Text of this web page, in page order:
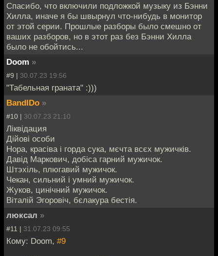
Спасибо, что включили подложкой музыку из Бэнни
Хилла, иначе я бы швырнул что-нибудь в монитор
от этой серии. Прошлые разборы было смешно от
ваших разборов, но в этот раз без Бэнни Хилла
было не обойтись...
Doom »
#9 | 30.07.23 19:56
"Табельная граната" :)))
BandIDo »
#10 | 30.07.23 21:10
Лiквiдация
Дійові особи
Нора, красіва і горда сука, мєчта всєх мужичків.
Давiд Маркович, добіса гарний мужичок.
Штэхiль, плюгавий мужичок.
Чекан, сильний і умний мужичок.
Жуков, цинічний мужичок.
Вiталiй Эгоровiч, бєлакура бестія.
люксал »
#11 | 31.07.23 09:55
Кому: Doom, #9